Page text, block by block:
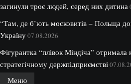
загинули троє людей, серед них дитина
“Там, де б’ють московитів – Польща
Україну07.08.2026
Фігурантка “плівок Міндіча” отримала
стратегічному держпідприємстві
Меню